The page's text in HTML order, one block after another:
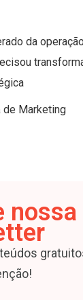
da
de Marketing
nossa